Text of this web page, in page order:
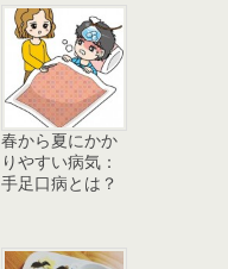
春から夏にかか
りやすい病気：
手足口病とは？